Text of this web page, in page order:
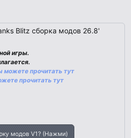
Blitz сборка модов 26.8'
игры.
можете прочитать тут
прочитать тут
модов V1? (Нажми)